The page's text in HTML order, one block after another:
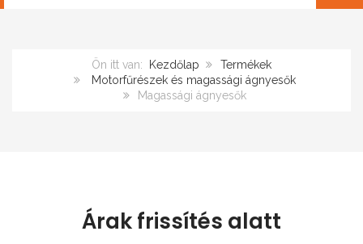
Ön itt van: Kezdőlap
Termékek
Motorfűrészek és magassági ágnyesők
Magassági ágnyesők
Árak frissítés alatt